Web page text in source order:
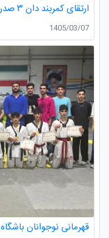
1405/03/07